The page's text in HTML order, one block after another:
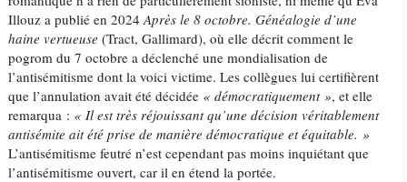
Illouz a publié en 2024Après le 8 octobre. Généalogie d’une
haine vertueuse (Tract, Gallimard), où elle décrit comment le
pogrom du 7 octobre a déclenché une mondialisation de
l’antisémitisme dont la voici victime. Les collègues lui certifièrent
que l’annulation avait été décidée « démocratiquement », et elle
remarqua : « Il est très réjouissant qu’une décision véritablement
antisémite ait été prise de manière démocratique et équitable. »
L’antisémitisme feutré n’est cependant pas moins inquiétant que
l’antisémitisme ouvert, car il en étend la portée.